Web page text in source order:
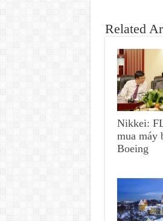
Related
Nikkei:
mua máy
Boeing